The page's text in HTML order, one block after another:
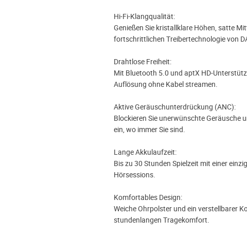
Hi-Fi-Klangqualität:
Genießen Sie kristallklare Höhen, satte
fortschrittlichen Treibertechnologie von
Drahtlose Freiheit:
Mit Bluetooth 5.0 und aptX HD-
Auflösung ohne Kabel streamen.
Aktive Geräuschunterdrückung (ANC):
Blockieren Sie unerwünschte Geräusche
ein, wo immer Sie sind.
Lange Akkulaufzeit:
Bis zu 30 Stunden Spielzeit mit einer
Hörsessions.
Komfortables Design:
Weiche Ohrpolster und ein verstellbarer
stundenlangen Tragekomfort.